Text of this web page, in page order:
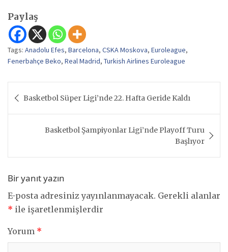
Paylaş
Tags: Anadolu Efes, Barcelona, CSKA Moskova, Euroleague,
Fenerbahçe Beko, Real Madrid, Turkish Airlines Euroleague
gezinmesi
Basketbol Süper Ligi’nde 22. Hafta Geride Kaldı
Basketbol Şampiyonlar Ligi’nde Playoff Turu
Başlıyor
Bir yanıt yazın
E-posta adresiniz yayınlanmayacak. Gerekli alanlar
* ile işaretlenmişlerdir
Yorum *